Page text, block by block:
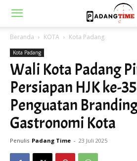
Beranda KOTA Kota Padang
Kota Padang
Wali Kota Padang
Persiapan HJK ke-
Penguatan
Gastronomi Kota
Penulis Padang Time - 23 Juli 2025